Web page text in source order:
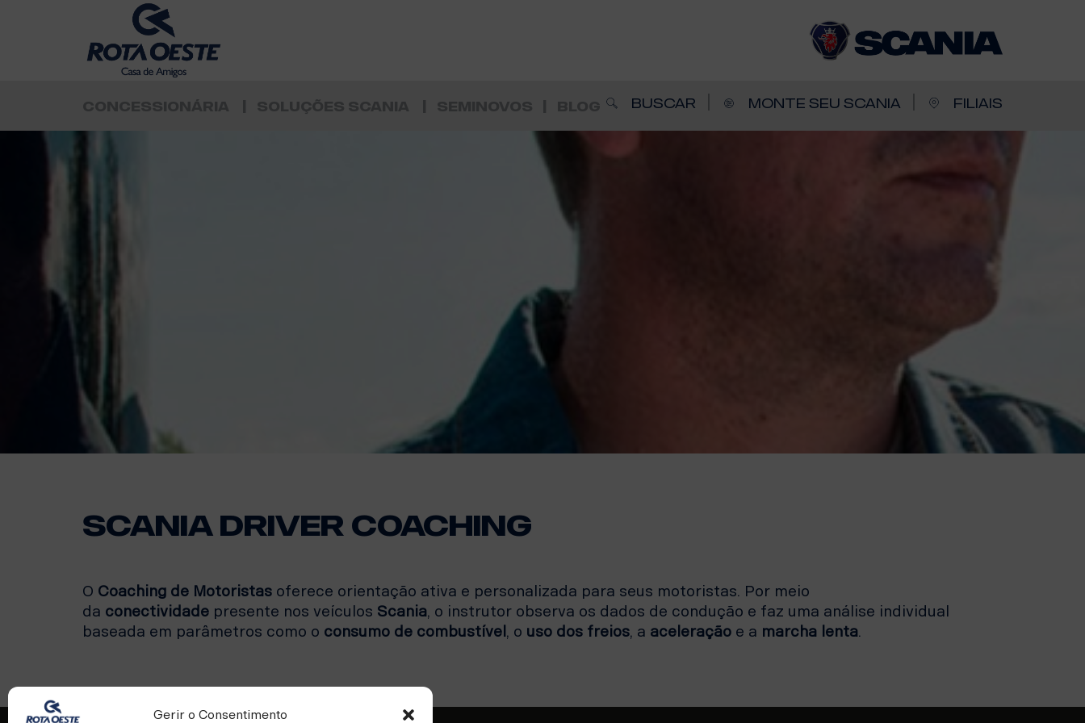
Gerir o Consentimento
CONCESSIONÁRIA SOLUÇÕES SCANIA SEMINOVOS BLOG BUSCAR MONTE SEU SCANIA FILIAIS
Scania driver coaching
O Coaching de Motoristas oferece orientação ativa e personalizada para seus motoristas. Por meio
da conectividade presente nos veículos Scania, o instrutor observa os dados de condução e faz uma análise individual
baseada em parâmetros como o consumo de combustível , o uso dos freios, a aceleração e a marcha lenta.